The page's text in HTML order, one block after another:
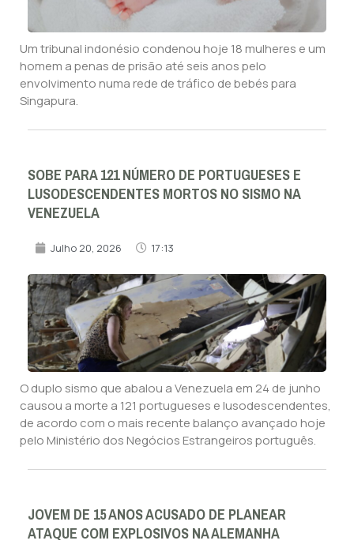
Um tribunal indonésio condenou hoje 18 mulheres e um
homem a penas de prisão até seis anos pelo
envolvimento numa rede de tráfico de bebés para
Singapura.
SOBE PARA 121 NÚMERO DE PORTUGUESES E
LUSODESCENDENTES MORTOS NO SISMO NA
VENEZUELA
Julho 20, 2026 17:13
O duplo sismo que abalou a Venezuela em 24 de junho
causou a morte a 121 portugueses e lusodescendentes,
de acordo com o mais recente balanço avançado hoje
pelo Ministério dos Negócios Estrangeiros português.
JOVEM DE 15 ANOS ACUSADO DE PLANEAR
ATAQUE COM EXPLOSIVOS NA ALEMANHA